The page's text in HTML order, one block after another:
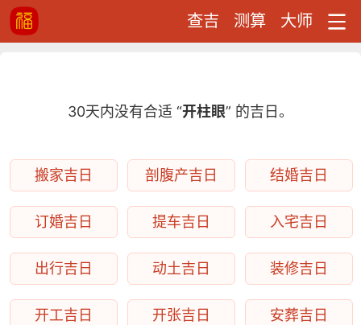
查吉 测算 大师
30天内没有合适 “开柱眼” 的吉日。
搬家吉日 剖腹产吉日 结婚吉日
订婚吉日 提车吉日 入宅吉日
出行吉日 动土吉日 装修吉日
开工吉日 开张吉日 安葬吉日